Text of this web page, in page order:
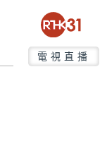
電視直播